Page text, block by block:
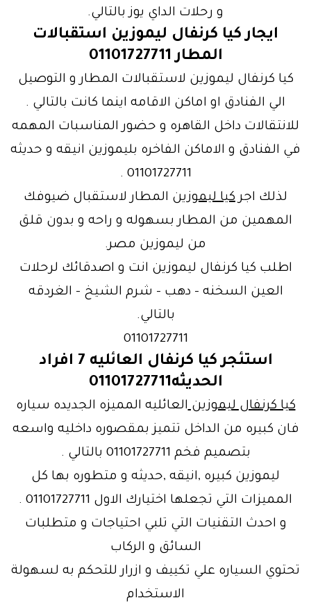
و رحلات الداي يوز بالتالي.
ايجار كيا كرنفال ليموزين استقبالات
المطار 01101727711
كيا كرنفال ليموزين لاستقبالات المطار و التوصيل
الي الفنادق او اماكن الاقامه اينما كانت بالتالي .
للانتقالات داخل القاهره و حضور المناسبات المهمه
في الفنادق و الاماكن الفاخره بليموزين انيقه و حديثه
01101727711 .
لذلك اجركيا ليموزين المطار لاستقبال ضيوفك
المهمين من المطار بسهوله و راحه و بدون قلق
من ليموزين مصر.
اطلب كيا كرنفال ليموزين انت و اصدقائك لرحلات
العين السخنه – دهب – شرم الشيخ – الغردقه
بالتالي.
01101727711
استئجر كيا كرنفال العائليه 7 افراد
الحديثه01101727711
كيا كرنفال ليموزينالعائليه المميزه الجديده سياره
فان كبيره من الداخل تتميز بمقصوره داخليه واسعه
بتصميم فخم 01101727711 بالتالي .
ليموزين كبيره ,انيقه ,حديثه و متطوره بها كل
المميزات التي تجعلها اختيارك الاول 01101727711 .
و احدث التقنيات التي تلبي احتياجات و متطلبات
السائق و الركاب
تحتوي السياره علي تكييف و ازرار للتحكم به لسهولة
الاستخدام